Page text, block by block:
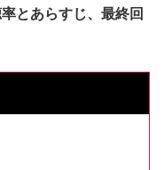
とあらすじ、最終回